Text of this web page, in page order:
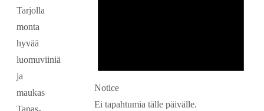
Tarjolla
monta
hyvää
luomuviiniä
ja
maukas
Tapas-
Notice
Ei tapahtumia tälle päivälle.